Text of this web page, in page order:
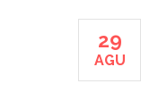
29
AGU